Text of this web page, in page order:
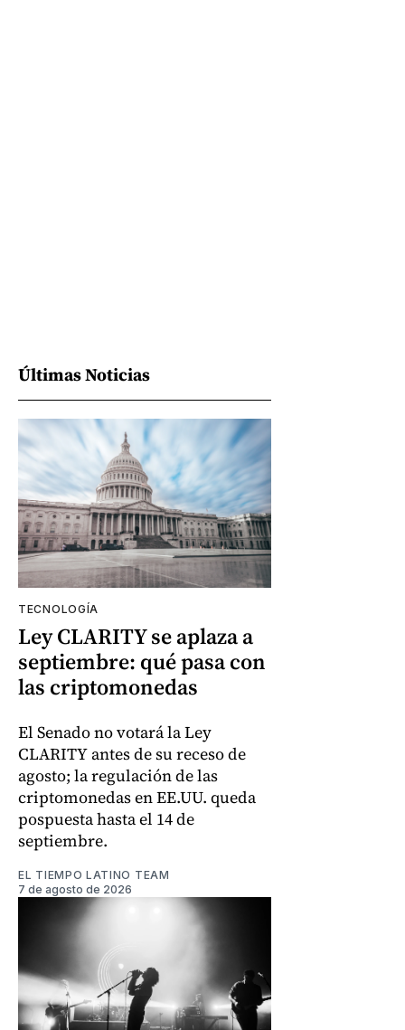
Últimas Noticias
TECNOLOGÍA
Ley CLARITY se aplaza a
septiembre: qué pasa con
las criptomonedas
El Senado no votará la Ley
CLARITY antes de su receso de
agosto; la regulación de las
criptomonedas en EE.UU. queda
pospuesta hasta el 14 de
septiembre.
EL TIEMPO LATINO TEAM
7 de agosto de 2026